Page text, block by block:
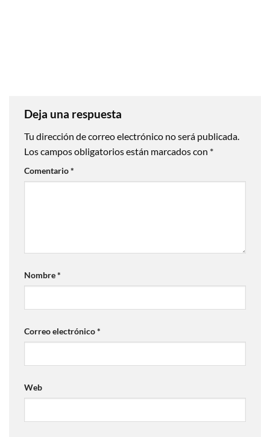
Deja una respuesta
Tu dirección de correo electrónico no será publicada.
Los campos obligatorios están marcados con *
Comentario*
Nombre*
Correo electrónico*
Web